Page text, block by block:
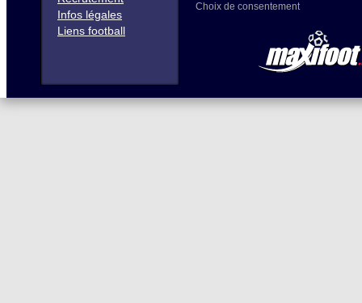
Infos légales
Liens football
Choix de consentement